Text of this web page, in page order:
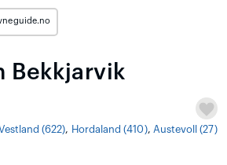
Bekkjarvik
(622), Hordaland (410), Austevoll (27)